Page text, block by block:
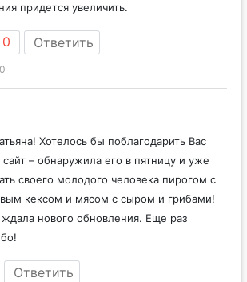
придется увеличить.
0 Ответить
Хотелось бы поблагодарить Вас
– обнаружила его в пятницу и уже
своего молодого человека пирогом с
кексом и мясом с сыром и грибами!
нового обновления. Еще раз
Ответить